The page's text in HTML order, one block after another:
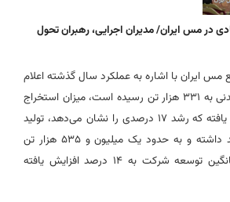
در مس ایران/ مدیران اجرایی، رهبران تحول
ایران با اشاره به عملکرد سال گذشته اعلام
کرد: تولید مس محتوی معدنی به ۳۳۱ هزار تن رسیده است، میزان استخراج
به ۳۵۶ میلیون تن افزایش یافته که رشد ۱۷ درصدی را نشان می‌دهد، تولید
کنسانتره نیز ۱۳ درصد رشد داشته و به حدود یک میلیون و ۵۳۵ هزار تن
رسیده است. همچنین میانگین توسعه شرکت به ۱۴ درصد افزایش یافته